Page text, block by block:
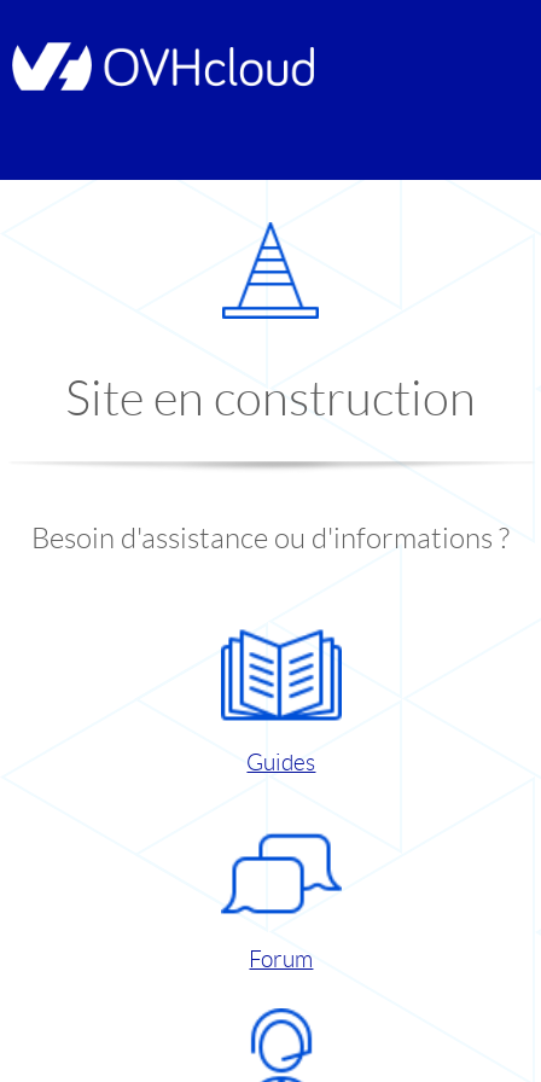
Site en construction
Besoin d'assistance ou d'informations ?
Guides
Forum